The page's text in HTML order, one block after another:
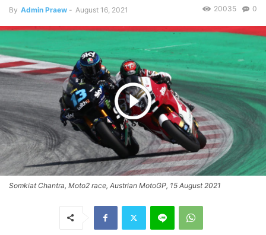
By Admin Praew - August 16, 2021 0
20035
Somkiat Chantra, Moto2 race, Austrian MotoGP, 15 August 2021